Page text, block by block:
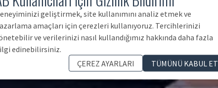
geliştirmek, site kullanımını analiz etmek ve
amaçları için çerezleri kullanıyoruz. Tercihlerinizi
ve verilerinizi nasıl kullandığımız hakkında daha fazla
edinebilirsiniz.
ÇEREZ AYARLARI
TÜMÜNÜ KABUL ET